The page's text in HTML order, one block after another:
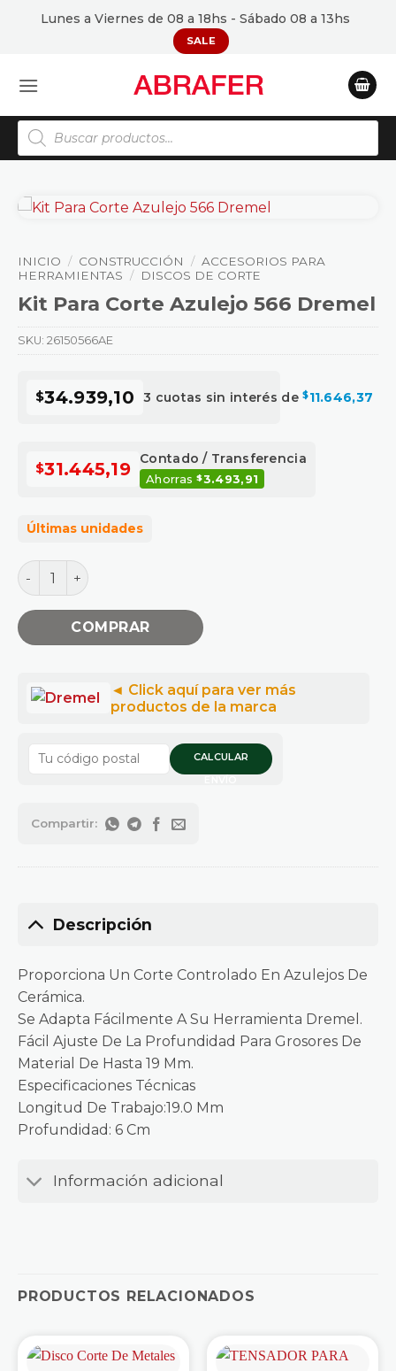
Lunes a Viernes de 08 a 18hs - Sábado 08 a 13hs
SALE
Búsqueda
de
productos
INICIO / CONSTRUCCIÓN / ACCESORIOS PARA
HERRAMIENTAS / DISCOS DE CORTE
Kit Para Corte Azulejo 566 Dremel
$34.939,10 3 cuotas sin interés de$11.646,37
$31.445,19
Contado / Transferencia
Ahorras$3.493,91
Últimas unidades
Kit Para Corte Azulejo 566 Dremel cantidad
COMPRAR
CALCULAR
SKU: 26150566AE
Descripción
Proporciona Un Corte Controlado En Azulejos De
Cerámica.
Se Adapta Fácilmente A Su Herramienta Dremel.
Fácil Ajuste De La Profundidad Para Grosores De
Material De Hasta 19 Mm.
Especificaciones Técnicas
Longitud De Trabajo:19.0 Mm
Profundidad: 6 Cm
Información adicional
PRODUCTOS RELACIONADOS